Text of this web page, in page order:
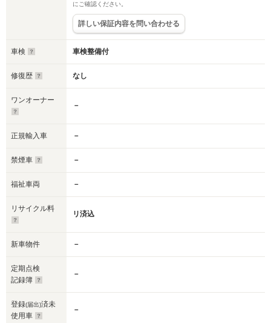
にご確認ください。
詳しい保証内容を問い合わせる
車検 車検整備付
修復歴 なし
ワンオーナー
－
正規輸入車 －
禁煙車 －
福祉車両 －
リサイクル料
リ済込
新車物件 －
定期点検
記録簿
－
登録(届出)済未
使用車
－